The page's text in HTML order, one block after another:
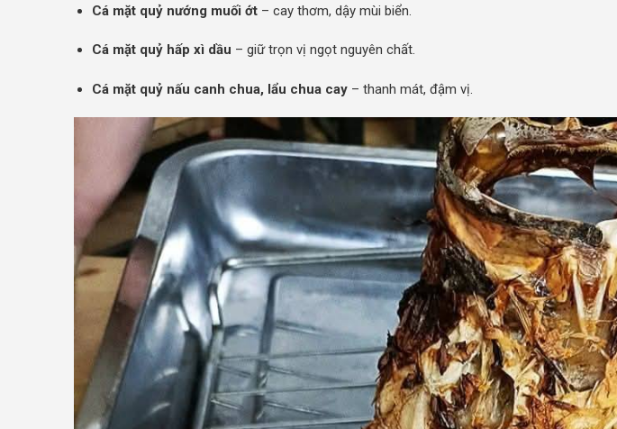
Cá mặt quỷ nướng muối ớt– cay thơm, dậy mùi biển.
Cá mặt quỷ hấp xì dầu – giữ trọn vị ngọt nguyên chất.
Cá mặt quỷ nấu canh chua, lẩu chua cay– thanh mát, đậm vị.